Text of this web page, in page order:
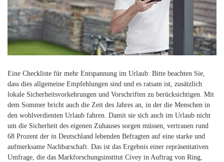
Eine Checkliste für mehr Entspannung im Urlaub: Bitte beachten Sie,
dass dies allgemeine Empfehlungen sind und es ratsam ist, zusätzlich
lokale Sicherheitsvorkehrungen und Vorschriften zu berücksichtigen. Mit
dem Sommer bricht auch die Zeit des Jahres an, in der die Menschen in
den wohlverdienten Urlaub fahren. Damit sie sich auch im Urlaub nicht
um die Sicherheit des eigenen Zuhauses sorgen müssen, vertrauen rund
68 Prozent der in Deutschland lebenden Befragten auf eine starke und
aufmerksame Nachbarschaft. Das ist das Ergebnis einer repräsentativen
Umfrage, die das Markforschungsinstitut Civey in Auftrag von Ring,